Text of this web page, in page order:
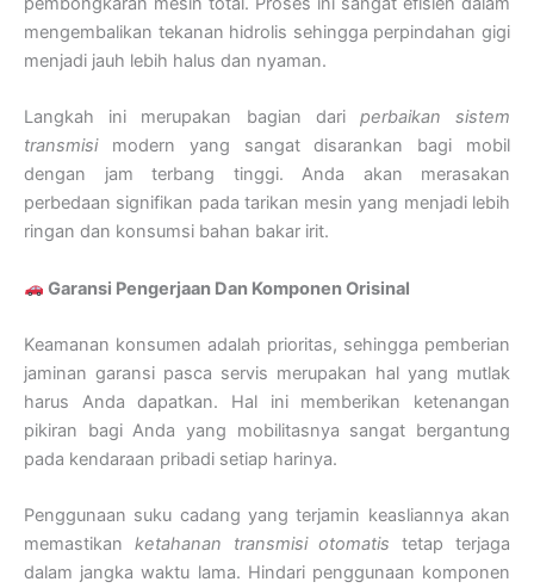
mengembalikan tekanan hidrolis sehingga perpindahan gigi
menjadi jauh lebih halus dan nyaman.
Langkah ini merupakan bagian dari perbaikan sistem
transmisimodern yang sangat disarankan bagi mobil
dengan jam terbang tinggi. Anda akan merasakan
perbedaan signifikan pada tarikan mesin yang menjadi lebih
ringan dan konsumsi bahan bakar irit.
Garansi Pengerjaan Dan Komponen Orisinal
Keamanan konsumen adalah prioritas, sehingga pemberian
jaminan garansi pasca servis merupakan hal yang mutlak
harus Anda dapatkan. Hal ini memberikan ketenangan
pikiran bagi Anda yang mobilitasnya sangat bergantung
pada kendaraan pribadi setiap harinya.
Penggunaan suku cadang yang terjamin keasliannya akan
memastikan ketahanan transmisi otomatis tetap terjaga
dalam jangka waktu lama. Hindari penggunaan komponen